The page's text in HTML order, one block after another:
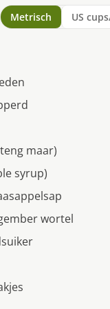
Metrisch US
maar)
syrup)
wortel